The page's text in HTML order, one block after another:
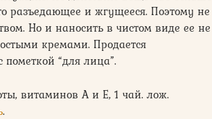
разъедающее и жгущееся. Поэтому не
Но и наносить в чистом виде ее не
кремами. Продается
“для лица”.
витаминов А и Е, 1 чай. лож.
.